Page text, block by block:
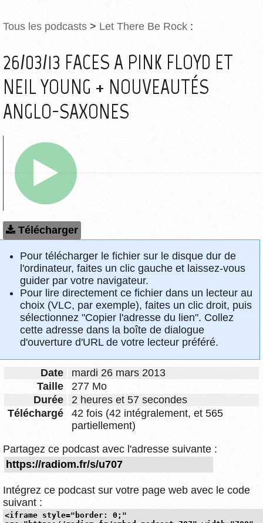
Tous les podcasts > Let There Be Rock :
26/03/13 FACES A PINK FLOYD ET
NEIL YOUNG + NOUVEAUTÉS
ANGLO-SAXONES
Télécharger
Pour télécharger le fichier sur le disque dur de
l'ordinateur, faites un clic gauche et laissez-vous
guider par votre navigateur.
Pour lire directement ce fichier dans un lecteur au
choix (VLC, par exemple), faites un clic droit, puis
sélectionnez "Copier l'adresse du lien". Collez
cette adresse dans la boîte de dialogue
d'ouverture d'URL de votre lecteur préféré.
Date
mardi 26 mars 2013
Taille
277 Mo
Durée
2 heures et 57 secondes
Téléchargé
42 fois (42 intégralement, et 565
partiellement)
Partagez ce podcast avec l'adresse suivante :
Intégrez ce podcast sur votre page web avec le code
suivant :